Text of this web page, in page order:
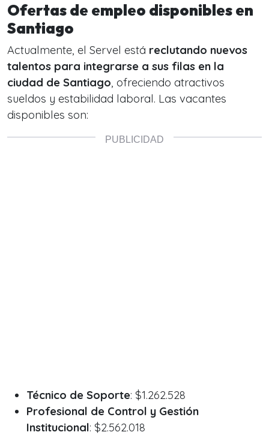
Ofertas de empleo disponibles en
Santiago
Actualmente, el Servel está reclutando nuevos
talentos para integrarse a sus filas en la
ciudad de Santiago, ofreciendo atractivos
sueldos y estabilidad laboral. Las vacantes
disponibles son:
Técnico de Soporte: $1.262.528
Profesional de Control y Gestión
Institucional: $2.562.018